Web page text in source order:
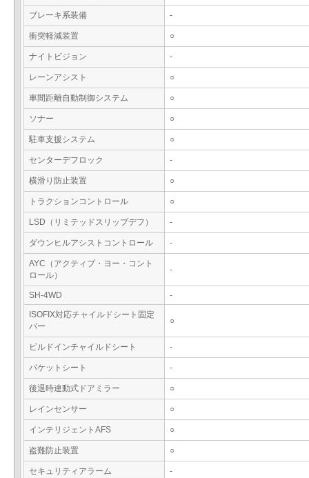
ブレーキ系装備 -
衝突軽減装置 ○
ナイトビジョン -
レーンアシスト ○
車間距離自動制御システム ○
ソナー ○
駐車支援システム ○
センターデフロック -
横滑り防止装置 ○
トラクションコントロール ○
LSD（リミテッドスリップデフ） -
ダウンヒルアシストコントロール -
AYC（アクティブ・ヨー・コント
ロール）
-
SH-4WD
-
ISOFIX対応チャイルドシート固定
バー
○
ビルドインチャイルドシート -
バケットシート -
後退時連動式ドアミラー ○
レインセンサー ○
インテリジェントAFS ○
盗難防止装置 ○
セキュリティアラーム -